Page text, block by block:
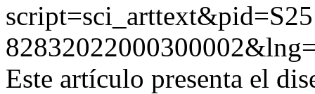
Este artículo presenta el